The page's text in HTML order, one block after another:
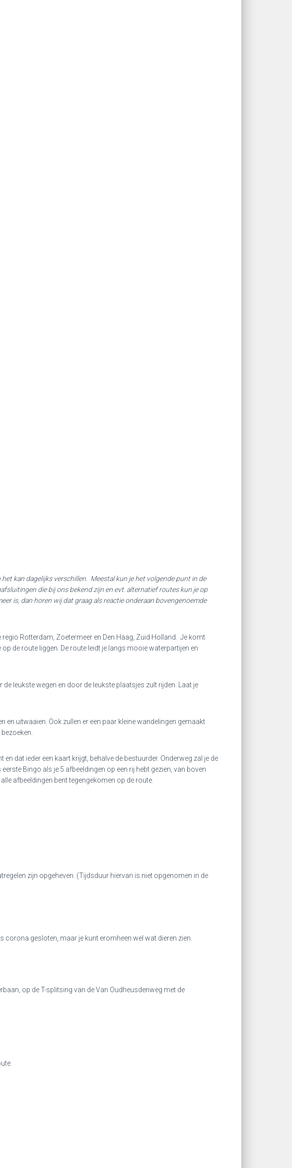
kan dagelijks verschillen. Meestal kun je het volgende punt in de
die bij ons bekend zijn en evt. alternatief routes kun je op
is, dan horen wij dat graag als reactie onderaan bovengenoemde
Rotterdam, Zoetermeer en Den Haag, Zuid Holland. Je komt
de route liggen. De route leidt je langs mooie waterpartijen en
leukste wegen en door de leukste plaatsjes zult rijden. Laat je
en uitwaaien. Ook zullen er een paar kleine wandelingen gemaakt
dat ieder een kaart krijgt, behalve de bestuurder. Onderweg zal je de
Bingo als je 5 afbeeldingen op een rij hebt gezien, van boven
afbeeldingen bent tegengekomen op de route.
zijn opgeheven. (Tijdsduur hiervan is niet opgenomen in de
corona gesloten, maar je kunt eromheen wel wat dieren zien.
op de T-splitsing van de Van Oudheusdenweg met de